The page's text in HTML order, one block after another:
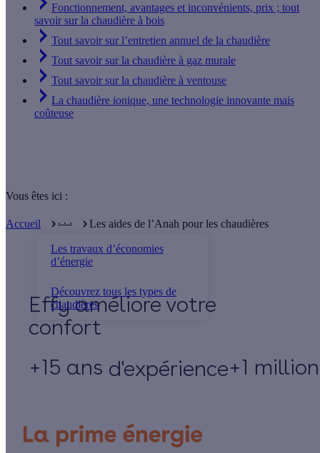
Fonctionnement, avantages et inconvénients, prix ; tout
savoir sur la chaudière à bois
Tout savoir sur l’entretien annuel de la chaudière
Tout savoir sur la chaudière à gaz murale
Tout savoir sur la chaudière à ventouse
La chaudière ionique, une technologie innovante mais
coûteuse
Vous êtes ici :
Accueil . . .
Les travaux d’économies
d’énergie
Découvrez tous les types de
chaudières
Les aides de l’Anah pour les chaudières
Effy
+15 ans d'expérience+1